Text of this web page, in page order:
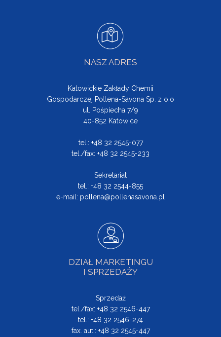
NASZ ADRES
Katowickie Zakłady Chemii
Gospodarczej Pollena-Savona Sp. z o.o
ul. Pośpiecha 7/9
40-852 Katowice
tel.: +48 32 2545-077
tel./fax: +48 32 2545-233
Sekretariat
tel.: +48 32 2544-855
e-mail: pollena@pollenasavona.pl
DZIAŁ MARKETINGU
I SPRZEDAŻY
Sprzedaż
tel./fax: +48 32 2546-447
tel.: +48 32 2546-274
fax. aut.: +48 32 2545-447